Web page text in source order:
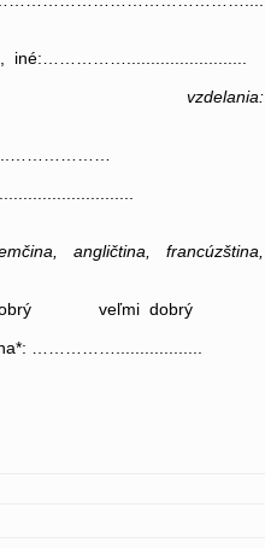
iné:…………….........................
vzdelania:
angličtina, francúzština,
veľmi dobrý
……………..................